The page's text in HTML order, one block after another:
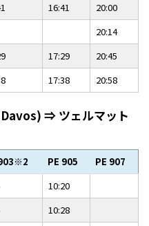
16:41
20:00
20:14
17:29
20:45
17:38 20:58
⇒ ツェルマット
※2 PE 905
PE 907
10:20
10:28